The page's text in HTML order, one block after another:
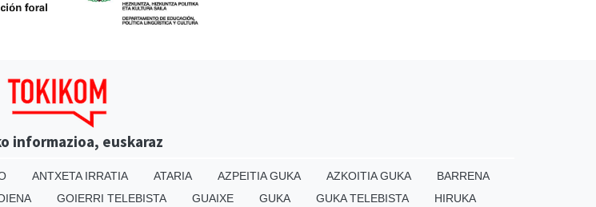
informazioa, euskaraz
ANTXETA IRRATIA ATARIA AZPEITIA GUKA AZKOITIA GUKA
BARRENA
GOIERRI TELEBISTA GUAIXE GUKA GUKA TELEBISTA HIRUKA